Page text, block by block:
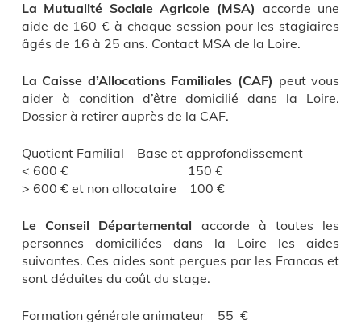
La Mutualité Sociale Agricole (MSA) accorde une
aide de 160 € à chaque session pour les stagiaires
âgés de 16 à 25 ans. Contact MSA de la Loire.
La Caisse d’Allocations Familiales (CAF) peut vous
aider à condition d’être domicilié dans la Loire.
Dossier à retirer auprès de la CAF.
Quotient Familial Base et approfondissement
< 600 € 150 €
> 600 € et non allocataire 100 €
Le Conseil Départemental accorde à toutes les
personnes domiciliées dans la Loire les aides
suivantes. Ces aides sont perçues par les Francas et
sont déduites du coût du stage.
Formation générale animateur 55 €